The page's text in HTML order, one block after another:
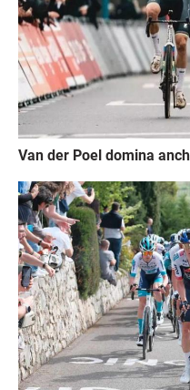
Van der Poel domina
Immagine